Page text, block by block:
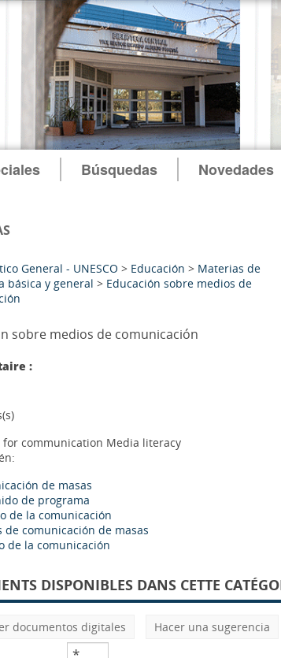
Búsquedas Novedades
General - UNESCO > Educación > Materias de
básica y general > Educación sobre medios de
sobre medios de comunicación
:
for communication Media literacy
de masas
de programa
de la comunicación
de comunicación de masas
de la comunicación
DISPONIBLES DANS CETTE
documentos digitales Hacer una sugerencia